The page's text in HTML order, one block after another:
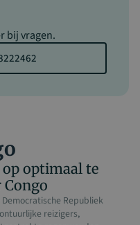
bij vragen.
optimaal te
Congo
Republiek
reizigers,